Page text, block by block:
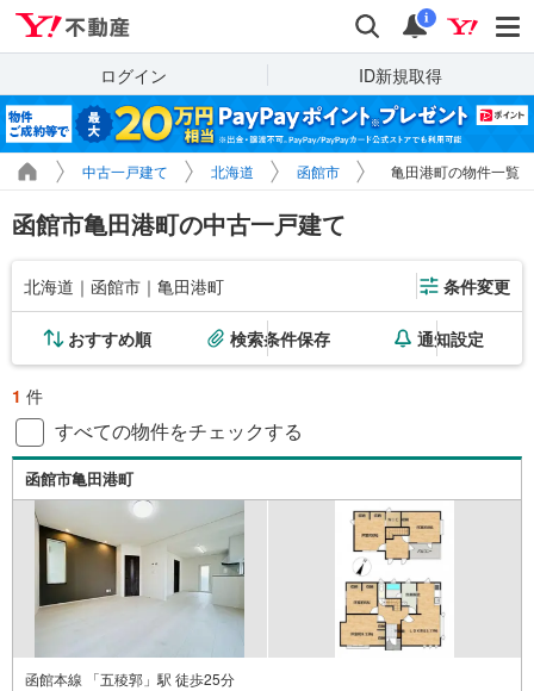
検索 通知
i
ログイン ID新規取得
中古一戸建て 北海道 函館市 亀田港町の物件一覧
函館市亀田港町の中古一戸建て
北海道｜函館市｜亀田港町 条件変更
おすすめ順 検索条件保存 通知設定
1 件
すべての物件をチェックする
函館市亀田港町
函館本線 「五稜郭」駅 徒歩25分